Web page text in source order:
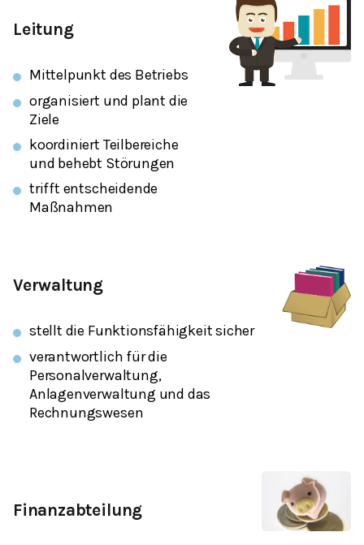
Leitung
Mittelpunkt des Betriebs
organisiert und plant die
Ziele
koordiniert Teilbereiche
und behebt Störungen
trifft entscheidende
Maßnahmen
Verwaltung
stellt die Funktionsfähigkeit sicher
verantwortlich für die
Personalverwaltung,
Anlagenverwaltung und das
Rechnungswesen
Finanzabteilung